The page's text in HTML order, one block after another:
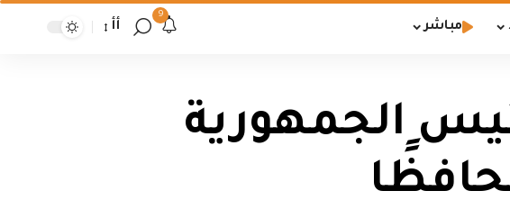
مباشر
9
أأ
الجمهورية